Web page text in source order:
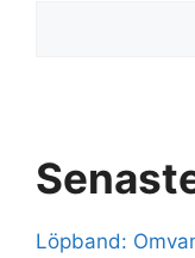
Löpband: